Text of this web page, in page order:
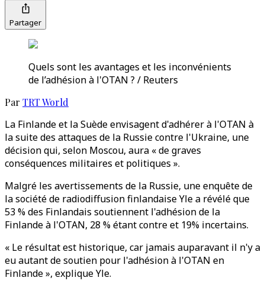
Partager
Quels sont les avantages et les inconvénients
de l’adhésion à l'OTAN ? / Reuters
Par TRT World
La Finlande et la Suède envisagent d'adhérer à l'OTAN à
la suite des attaques de la Russie contre l'Ukraine, une
décision qui, selon Moscou, aura « de graves
conséquences militaires et politiques ».
Malgré les avertissements de la Russie, une enquête de
la société de radiodiffusion finlandaise Yle a révélé que
53 % des Finlandais soutiennent l'adhésion de la
Finlande à l'OTAN, 28 % étant contre et 19% incertains.
« Le résultat est historique, car jamais auparavant il n'y a
eu autant de soutien pour l'adhésion à l'OTAN en
Finlande », explique Yle.